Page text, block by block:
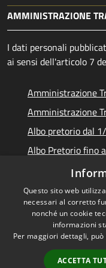
AMMINISTRAZIONE
I dati personali
ai sensi dell'articolo 7
Amministrazione
Amministrazione
Albo pretorio dal
Albo Pretorio fino
Documenti e dati
RSS
Accessibilità
Questo sito web
necessari al corretto
nonché un cookie
informazioni
Per maggiori dettagli,
ACCETTA